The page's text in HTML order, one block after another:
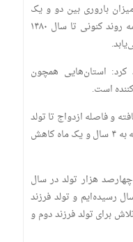
باروری بین دو و یک
دهم تا دو و نیم باشد و در صورت ادامه روند کنونی تا سال ۱۴۸۰
کرد: استان‌هایی همچون
است.
و فاصله ازدواج تا تولد
نخستین فرزند ۵ سال و شش ماه بوده که به ۴ سال و یک ماه کاهش
هزار تولد در سال
تولد در سال رسیده‌ایم و تولد فرزند
برای تولد فرزند دوم و